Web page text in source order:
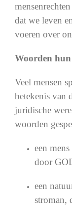
dat we leven
voeren over
Woorden hun
Veel mensen
betekenis van
juridische
woorden
een
door
een
stroman,